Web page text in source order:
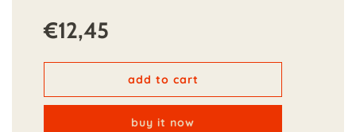
Regular
price
€12,45
add to cart
buy it now